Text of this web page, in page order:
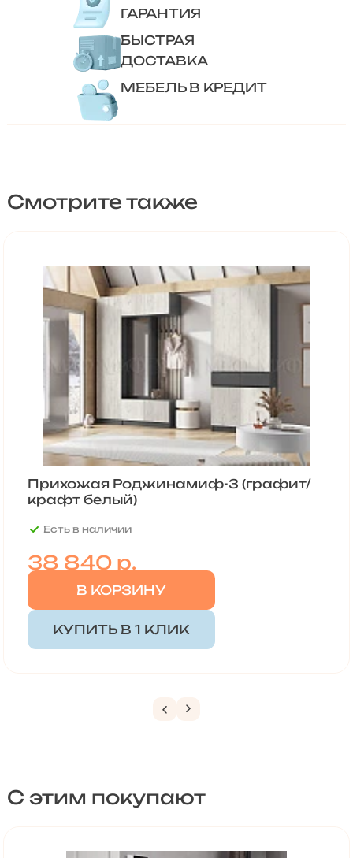
ГАРАНТИЯ
БЫСТРАЯ
ДОСТАВКА
МЕБЕЛЬ В КРЕДИТ
Смотрите также
Прихожая Роджинамиф-3 (графит/
крафт белый)
Есть в наличии
38 840р.
В КОРЗИНУ
КУПИТЬ В 1 КЛИК
С этим покупают